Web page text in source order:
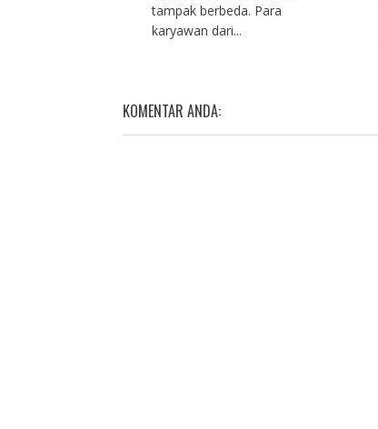
tampak berbeda. Para
karyawan dari...
KOMENTAR ANDA: